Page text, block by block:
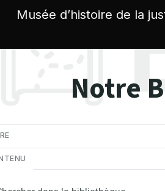
Musée d’histoire de la
Notre